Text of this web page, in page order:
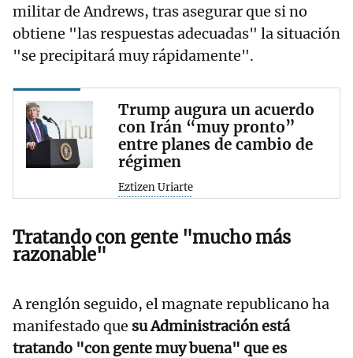
militar de Andrews, tras asegurar que si no
obtiene "las respuestas adecuadas" la situación
"se precipitará muy rápidamente".
Trump augura un acuerdo
con Irán “muy pronto”
entre planes de cambio de
régimen
Eztizen Uriarte
Tratando con gente "mucho más
razonable"
A renglón seguido, el magnate republicano ha
manifestado que su Administración está
tratando "con gente muy buena" que es